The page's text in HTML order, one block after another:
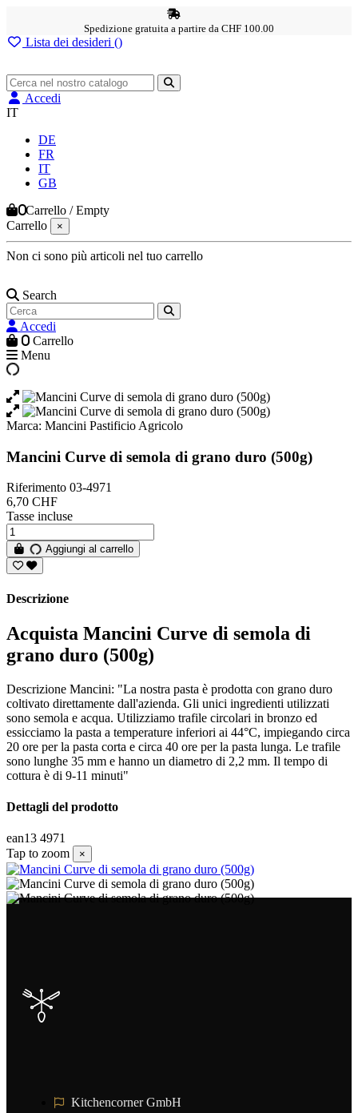
Spedizione gratuita a partire da CHF 100.00
Lista dei desideri ()
Accedi
IT
DE
FR
IT
GB
0Carrello /Empty
Carrello
×
Non ci sono più articoli nel tuo carrello
Search
Accedi
0 Carrello
Menu
Marca: Mancini Pastificio Agricolo
Mancini Curve di semola di grano duro (500g)
Riferimento 03-4971
6,70 CHF
Tasse incluse
Aggiungi al carrello
Descrizione
Acquista Mancini Curve di semola di
grano duro (500g)
Descrizione Mancini: "La nostra pasta è prodotta con grano duro
coltivato direttamente dall'azienda. Gli unici ingredienti utilizzati
sono semola e acqua. Utilizziamo trafile circolari in bronzo ed
essicciamo la pasta a temperature inferiori ai 44°C, impiegando circa
20 ore per la pasta corta e circa 40 ore per la pasta lunga. Le trafile
sono lunghe 35 mm e hanno un diametro di 2,2 mm. Il tempo di
cottura è di 9-11 minuti"
Dettagli del prodotto
ean13 4971
Tap to zoom
×
Kitchencorner GmbH